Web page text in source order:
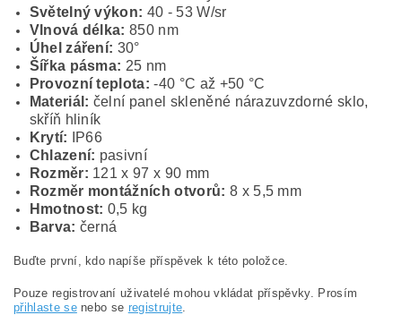
Světelný výkon: 40 - 53 W/sr
Vlnová délka: 850 nm
Úhel záření: 30°
Šířka pásma: 25 nm
Provozní teplota: -40 °C až +50 °C
Materiál: čelní panel skleněné nárazuvzdorné sklo,
skříň hliník
Krytí:
IP66
Chlazení: pasivní
Rozměr: 121 x 97 x 90 mm
Rozměr montážních otvorů: 8 x 5,5 mm
Hmotnost: 0,5 kg
Barva: černá
Buďte první, kdo napíše příspěvek k této položce.
Pouze registrovaní uživatelé mohou vkládat příspěvky. Prosím
přihlaste senebo se registrujte.